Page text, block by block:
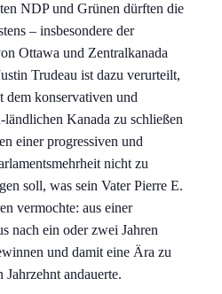
NDP und Grünen dürften die
– insbesondere der
Ottawa und Zentralkanada
Trudeau ist dazu verurteilt,
dem konservativen und
Kanada zu schließen
einer progressiven und
nicht zu
soll, was sein Vater Pierre E.
vermochte: aus einer
nach ein oder zwei Jahren
und damit eine Ära zu
andauerte.